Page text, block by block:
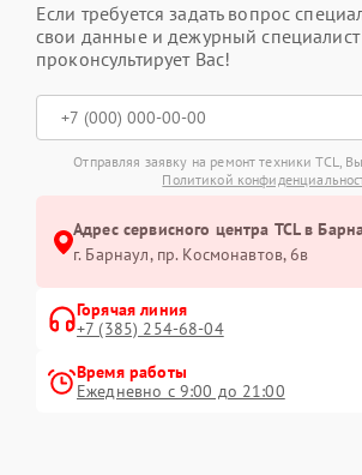
Если требуется задать вопрос
свои данные и дежурный специалист
проконсультирует Вас!
Отправляя заявку на ремонт техники TCL,
Политикой
Адрес сервисного центра TCL в
г. Барнаул, ​пр. Космонавтов, 6в
Горячая линия
+7 (385) 254-68-04
Время работы
Ежедневно с 9:00 до 21:00